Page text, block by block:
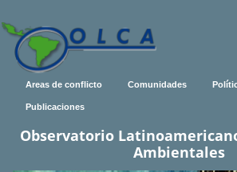
Areas de conflicto Comunidades
Publicaciones
Observatorio
Ambientales